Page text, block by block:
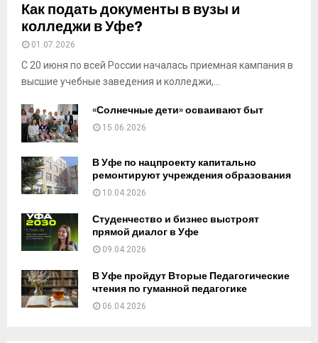
Как подать документы в вузы и
колледжи в Уфе?
01.07.2026
С 20 июня по всей России началась приемная кампания в
высшие учебные заведения и колледжи,...
«Солнечные дети» осваивают быт
15.06.2026
В Уфе по нацпроекту капитально
ремонтируют учреждения образования
10.04.2026
Студенчество и бизнес выстроят
прямой диалог в Уфе
09.04.2026
В Уфе пройдут Вторые Педагогические
чтения по гуманной педагогике
06.04.2026